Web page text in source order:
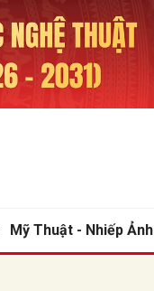
Mỹ Thuật - Nhiếp Ảnh